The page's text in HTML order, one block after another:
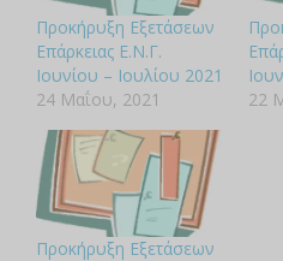
Προκήρυξη Εξετάσεων
Επάρκειας Ε.Ν.Γ.
Ιουνίου – Ιουλίου 2021
24 Μαΐου, 2021
22
Προκήρυξη Εξετάσεων